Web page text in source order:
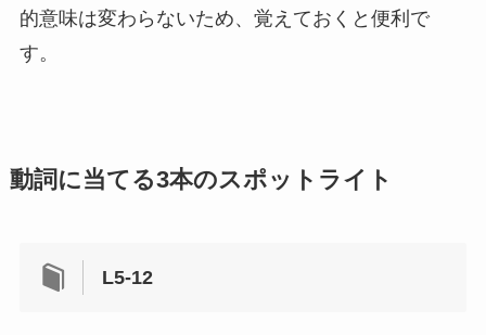
的意味は変わらないため、覚えておくと便利で
す。
動詞に当てる3本のスポットライト
L5-12